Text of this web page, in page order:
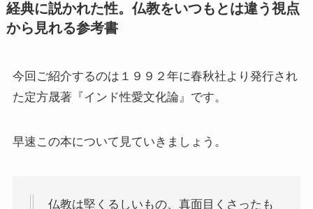
プロフィール
お知らせ
経典に説かれた性。仏教をいつもとは違う視点
から見れる参考書
今回ご紹介するのは１９９２年に春秋社より発行され
た定方晟著『インド性愛文化論』です。
早速この本について見ていきましょう。
仏教は堅くるしいもの、真面目くさったも